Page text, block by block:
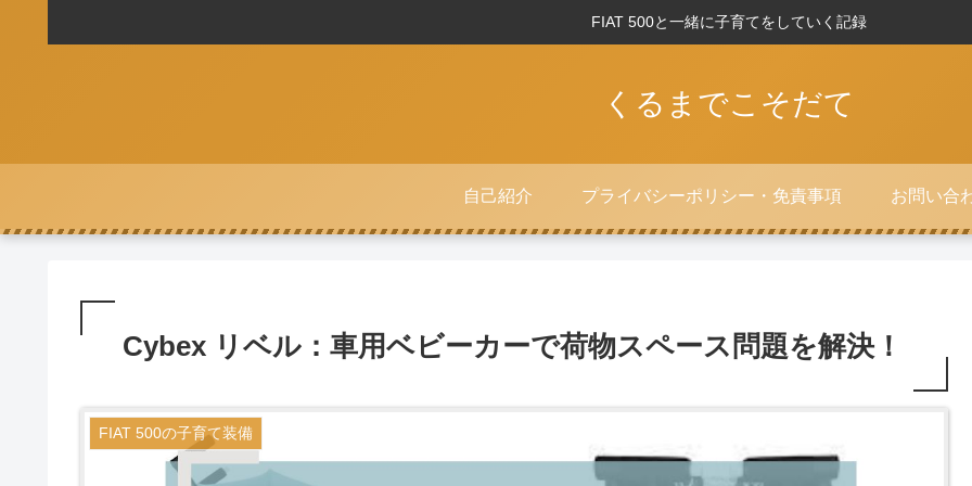
FIAT 500と一緒に子育てをしていく記録
くるまでこそだて
自己紹介 プライバシーポリシー・免責事項 お問い合
Cybex リベル：車用ベビーカーで荷物スペース問題を解決！
FIAT 500の子育て装備